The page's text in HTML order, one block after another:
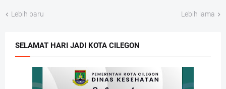
Lebih baru Lebih lama
SELAMAT HARI JADI KOTA CILEGON